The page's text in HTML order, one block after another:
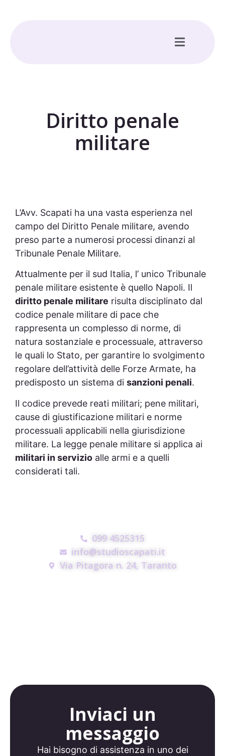
Diritto penale
militare
L’Avv. Scapati ha una vasta esperienza nel
campo del Diritto Penale militare, avendo
preso parte a numerosi processi dinanzi al
Tribunale Penale Militare.
Attualmente per il sud Italia, l’ unico Tribunale
penale militare esistente è quello Napoli. Il
diritto penale militare risulta disciplinato dal
codice penale militare di pace che
rappresenta un complesso di norme, di
natura sostanziale e processuale, attraverso
le quali lo Stato, per garantire lo svolgimento
regolare dell’attività delle Forze Armate, ha
predisposto un sistema di sanzioni penali.
Il codice prevede reati militari; pene militari,
cause di giustificazione militari e norme
processuali applicabili nella giurisdizione
militare. La legge penale militare si applica ai
militari in servizio alle armi e a quelli
considerati tali.
099 4525315
info@studioscapati.it
Via Pitagora n. 24, Taranto
Inviaci un
messaggio
Hai bisogno di assistenza in uno dei